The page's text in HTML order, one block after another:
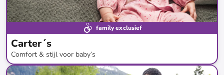
family exclusief
Carter´s
Comfort & stijl voor baby’s
tot - 60%*